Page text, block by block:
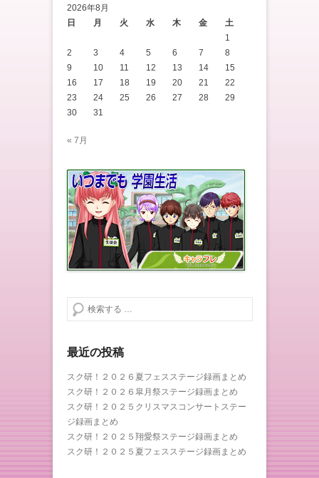
2026年8月
日
月 火 水 木 金
土
1
2
3 4 5 6 7
8
9
10 11 12 13 14
15
16
17 18 19 20 21
22
23
24 25 26 27 28
29
30
31
« 7月
検索する
最近の投稿
スク研！２０２６夏フェスステージ録画まとめ
スク研！２０２６皐月祭ステージ録画まとめ
スク研！２０２５クリスマスコンサートステー
ジ録画まとめ
スク研！２０２５翔愛祭ステージ録画まとめ
スク研！２０２５夏フェスステージ録画まとめ